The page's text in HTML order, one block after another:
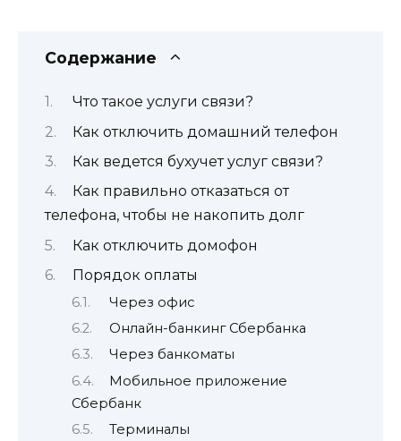
Содержание
Что такое услуги связи?
Как отключить домашний телефон
Как ведется бухучет услуг связи?
Как правильно отказаться от
телефона, чтобы не накопить долг
Как отключить домофон
Порядок оплаты
Через офис
Онлайн-банкинг Сбербанка
Через банкоматы
Мобильное приложение
Сбербанк
Терминалы